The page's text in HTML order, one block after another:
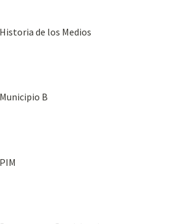
Historia de los Medios
Municipio B
PIM